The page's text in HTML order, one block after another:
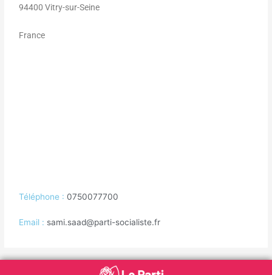
94400 Vitry-sur-Seine
France
Téléphone :0750077700
Email : sami.saad@parti-socialiste.fr